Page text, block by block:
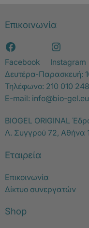
Επικοινωνία
Facebook Instagram
Δευτέρα-Παρασκευή:
Τηλέφωνο: 210 010
E-mail: info@bio-gel.eu
BIOGEL ORIGINAL
Λ. Συγγρού 72, Αθήνα
Εταιρεία
Επικοινωνία
Δίκτυο συνεργατών
Shop